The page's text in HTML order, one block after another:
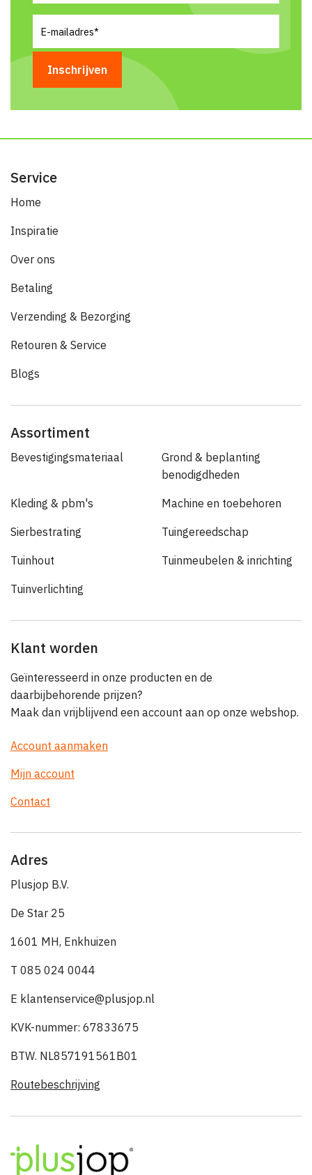
mailadres(Vereist)
Service
Home
Inspiratie
Over ons
Betaling
Verzending & Bezorging
Retouren & Service
Blogs
Assortiment
Bevestigingsmateriaal
Grond & beplanting
benodigdheden
Kleding & pbm's Machine en toebehoren
Sierbestrating Tuingereedschap
Tuinhout Tuinmeubelen & inrichting
Tuinverlichting
Klant worden
Geïnteresseerd in onze producten en de
daarbijbehorende prijzen?
Maak dan vrijblijvend een account aan op onze webshop.
Account aanmaken
Mijn account
Contact
Adres
Plusjop B.V.
De Star 25
1601 MH, Enkhuizen
T 085 024 0044
E klantenservice@plusjop.nl
KVK-nummer: 67833675
BTW. NL857191561B01
Routebeschrijving